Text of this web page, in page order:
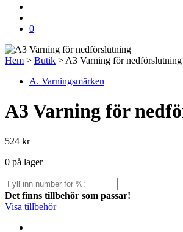
0
Hem > Butik > A3 Varning för nedförslutning
A. Varningsmärken
A3 Varning för
524 kr
0 på lager
Det finns tillbehör som passar!
Visa tillbehör